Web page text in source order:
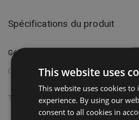
du Dyson AirstraitT reposent également
pénétrer au mieux la cuticule du cheveu.
simplifiée : Gagnez du temps avec le
mesure que vous séchez et
en sortant de la douche, grâce au mode
de lisser et sécher les cheveux mouillés
seul et même appareil. Sélectionnez le
Spécifications du produit
Général
Couleur rose
Taille grand
This website uses
This website uses cookies
experience. By using our
consent to all cookies in